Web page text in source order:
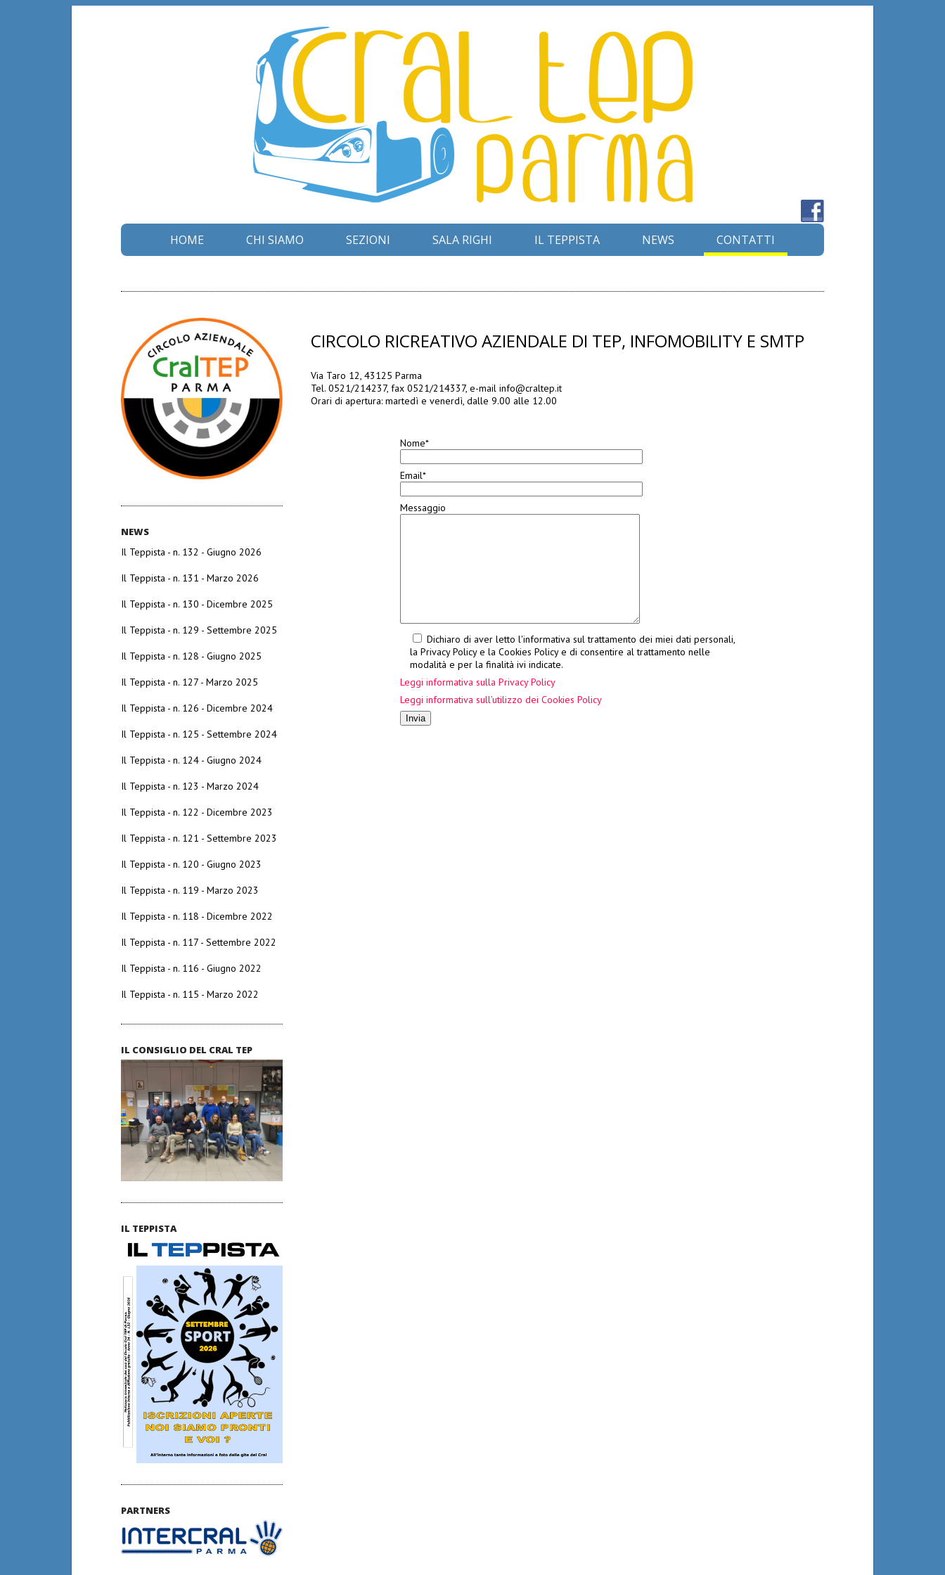
HOME CHI SIAMO SEZIONI SALA RIGHI IL TEPPISTA NEWS CONTATTI
NEWS
Il Teppista - n. 132 - Giugno 2026
Il Teppista - n. 131 - Marzo 2026
Il Teppista - n. 130 - Dicembre 2025
Il Teppista - n. 129 - Settembre 2025
Il Teppista - n. 128 - Giugno 2025
Il Teppista - n. 127 - Marzo 2025
Il Teppista - n. 126 - Dicembre 2024
Il Teppista - n. 125 - Settembre 2024
Il Teppista - n. 124 - Giugno 2024
Il Teppista - n. 123 - Marzo 2024
Il Teppista - n. 122 - Dicembre 2023
Il Teppista - n. 121 - Settembre 2023
Il Teppista - n. 120 - Giugno 2023
Il Teppista - n. 119 - Marzo 2023
Il Teppista - n. 118 - Dicembre 2022
Il Teppista - n. 117 - Settembre 2022
Il Teppista - n. 116 - Giugno 2022
Il Teppista - n. 115 - Marzo 2022
IL CONSIGLIO DEL CRAL TEP
IL TEPPISTA
PARTNERS
CIRCOLO RICREATIVO AZIENDALE DI TEP, INFOMOBILITY E SMTP
Via Taro 12, 43125 Parma
Tel. 0521/214237, fax 0521/214337, e-mail info@craltep.it
Orari di apertura: martedì e venerdì, dalle 9.00 alle 12.00
Nome*
Email*
Messaggio
Dichiaro di aver letto l'informativa sul trattamento dei miei dati personali,
la Privacy Policy e la Cookies Policy e di consentire al trattamento nelle
modalità e per la finalità ivi indicate.
Leggi informativa sulla Privacy Policy
Leggi informativa sull’utilizzo dei Cookies Policy